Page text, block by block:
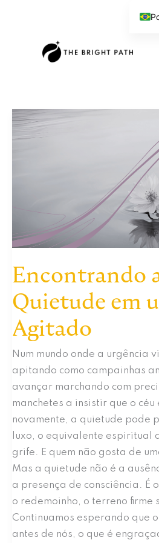
conteúdo
Encontrando
Quietude em
Agitado
Num mundo onde a urgência
apitando como campainhas
avançar marchando com
manchetes a insistir que o
novamente, a quietude pode
luxo, o equivalente espiritual
grife. E quem não gosta de
Mas a quietude não é a
a presença de consciência. É
o redemoinho, o terreno firme
Continuamos esperando que
antes de nós, o que é